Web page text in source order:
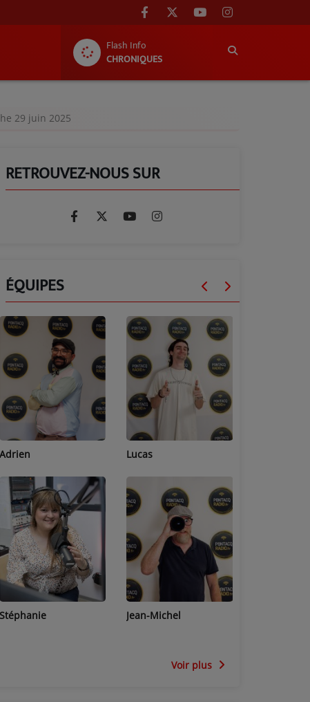
Flash Info
CHRONIQUES
29 juin 2025
RETROUVEZ-NOUS SUR
ÉQUIPES
Adrien
Stéphanie
Lucas
Jean-Michel
Voir plus